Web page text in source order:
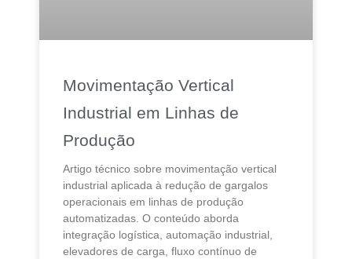
Movimentação Vertical
Industrial em Linhas de
Produção
Artigo técnico sobre movimentação vertical
industrial aplicada à redução de gargalos
operacionais em linhas de produção
automatizadas. O conteúdo aborda
integração logística, automação industrial,
elevadores de carga, fluxo contínuo de